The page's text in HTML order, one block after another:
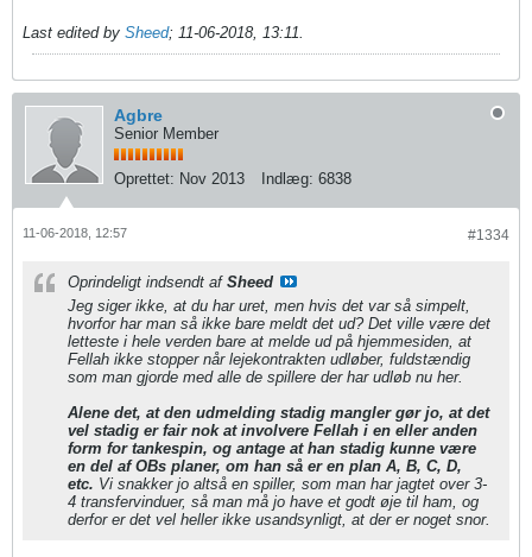
Last edited by Sheed; 11-06-2018, 13:11.
Agbre
Senior Member
Oprettet: Nov 2013 Indlæg: 6838
#1334
11-06-2018, 12:57
Oprindeligt indsendt af Sheed
Jeg siger ikke, at du har uret, men hvis det var så simpelt,
hvorfor har man så ikke bare meldt det ud? Det ville være det
letteste i hele verden bare at melde ud på hjemmesiden, at
Fellah ikke stopper når lejekontrakten udløber, fuldstændig
som man gjorde med alle de spillere der har udløb nu her.
Alene det, at den udmelding stadig mangler gør jo, at det
vel stadig er fair nok at involvere Fellah i en eller anden
form for tankespin, og antage at han stadig kunne være
en del af OBs planer, om han så er en plan A, B, C, D,
etc. Vi snakker jo altså en spiller, som man har jagtet over 3-
4 transfervinduer, så man må jo have et godt øje til ham, og
derfor er det vel heller ikke usandsynligt, at der er noget snor.